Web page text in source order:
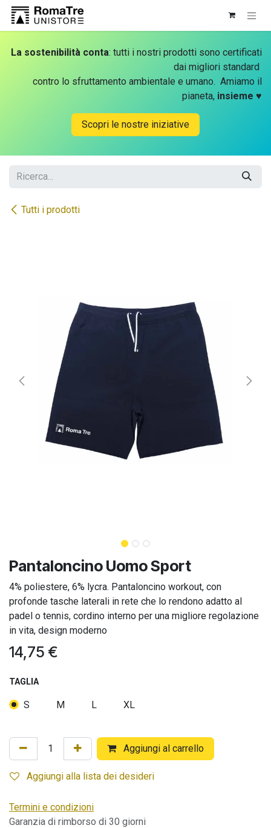
Passa al contenuto
La sostenibilità conta: tutti i nostri prodotti sono certificati
dai migliori standard
contro lo sfruttamento ambientale e umano. Amiamo il
pianeta, insieme ♥
Scopri le nostre iniziative
Tutti i prodotti
Pantaloncino Uomo Sport
4% poliestere, 6% lycra. Pantaloncino workout, con
profonde tasche laterali in rete che lo rendono adatto al
padel o tennis, cordino interno per una migliore regolazione
in vita, design moderno
14,75 €
TAGLIA
S M L XL
Aggiungi al carrello
Aggiungi alla lista dei desideri
Termini e condizioni
Garanzia di rimborso di 30 giorni